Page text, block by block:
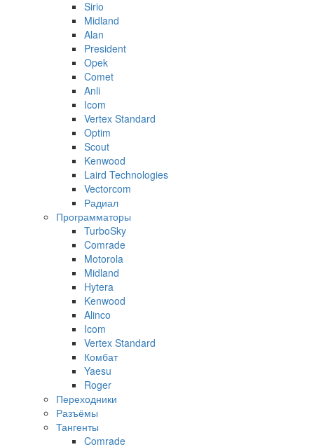
Sirio
Midland
Alan
President
Opek
Comet
Anli
Icom
Vertex Standard
Optim
Scout
Kenwood
Laird Technologies
Vectorcom
Радиал
Программаторы
TurboSky
Comrade
Motorola
Midland
Hytera
Kenwood
Alinco
Icom
Vertex Standard
Комбат
Yaesu
Roger
Переходники
Разъёмы
Тангенты
Comrade